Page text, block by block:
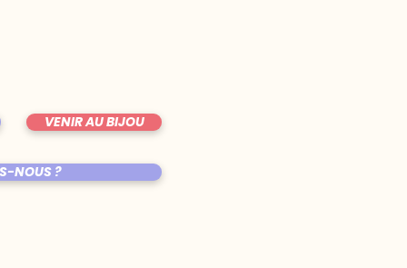
VENIR AU BIJOU
NOUS ?